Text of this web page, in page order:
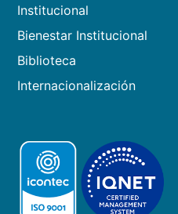
Institucional
Bienestar Institucional
Biblioteca
Internacionalización